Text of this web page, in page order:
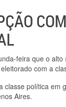
feira que o
com a
classe política
Aires.